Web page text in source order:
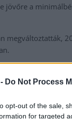
Do Not Process
opt-out of the sale,
for targeted
jövőre a
megváltoztatták,
(BA/BSc)
(közkeletű
(MA/MSc)
szakmai